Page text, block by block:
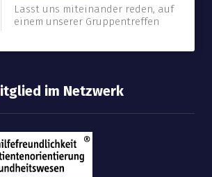
Lasst uns miteinander reden, auf
einem unserer Gruppentreffen
itglied im Netzwerk